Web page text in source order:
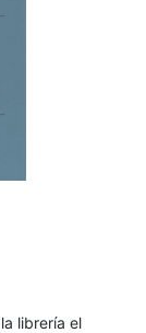
librería el